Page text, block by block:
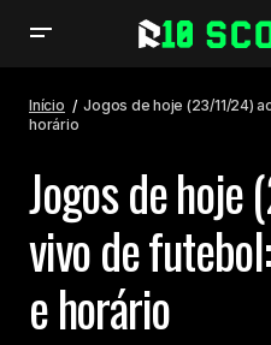
Início
Jogos de hoje (23/11/24)
horário
Jogos de
vivo de
e horário